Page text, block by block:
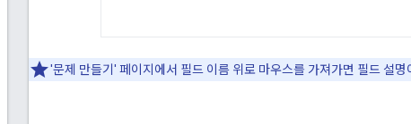
'문제 만들기' 페이지에서 필드 이름 위로 마우스를 가져가면 필드 설명